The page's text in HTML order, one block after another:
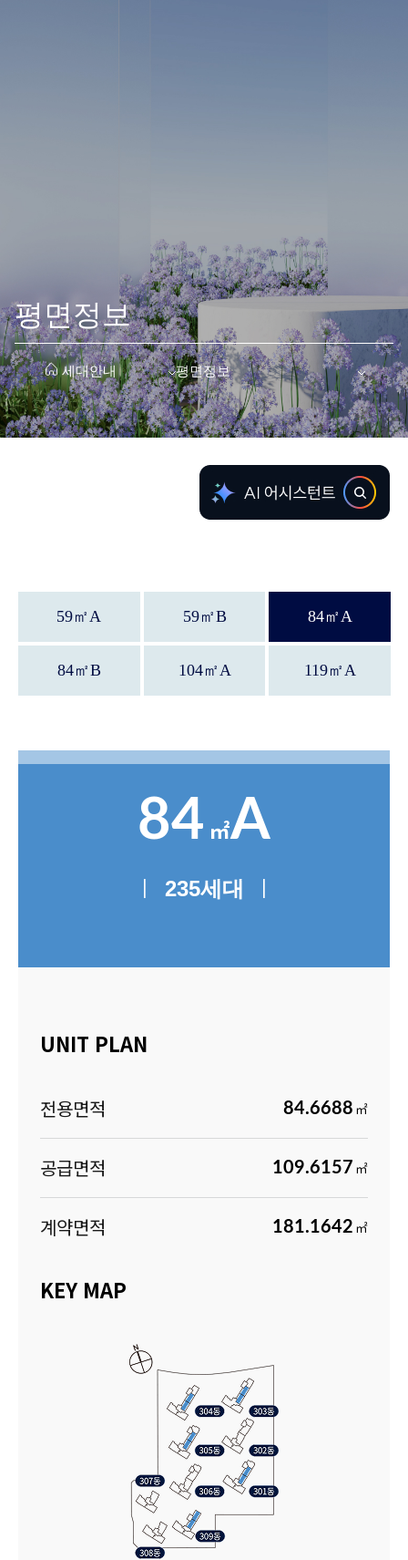
평면정보
세대안내 평면정보
59㎡A 59㎡B 84㎡A
84㎡B 104㎡A 119㎡A
84 ㎡A
| 235세대 |
UNIT PLAN
전용면적 84.6688 ㎡
공급면적 109.6157 ㎡
계약면적 181.1642 ㎡
KEY MAP